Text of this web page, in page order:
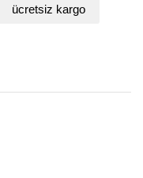
ücretsiz kargo